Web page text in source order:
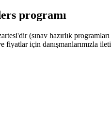
programı
(sınav hazırlık
fiyatlar için danışmanlarımızla